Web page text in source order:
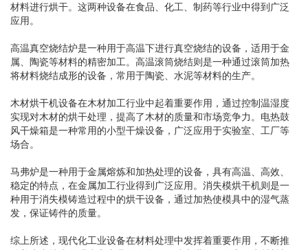
材料进行烘干。这两种设备在食品、化工、制药等行业中得到广泛
应用。
高温真空烧结炉是一种用于高温下进行真空烧结的设备，适用于金
属、陶瓷等材料的精密加工。高温滚筒烧结则是一种通过滚筒加热
将材料烧结成形的设备，常用于陶瓷、水泥等材料的生产。
木材烘干机设备在木材加工行业中起着重要作用，通过控制温湿度
实现对木材的烘干处理，提高了木材的质量和市场竞争力。电热鼓
风干燥箱是一种常用的小型干燥设备，广泛应用于实验室、工厂等
场合。
马弗炉是一种用于金属熔炼和加热处理的设备，具有高温、高效、
稳定的特点，在金属加工行业得到广泛应用。消失模烘干机则是一
种用于消失模铸造过程中的烘干设备，通过加热使模具中的湿气蒸
发，保证铸件的质量。
综上所述，现代化工业设备在材料处理中发挥着重要作用，不断推